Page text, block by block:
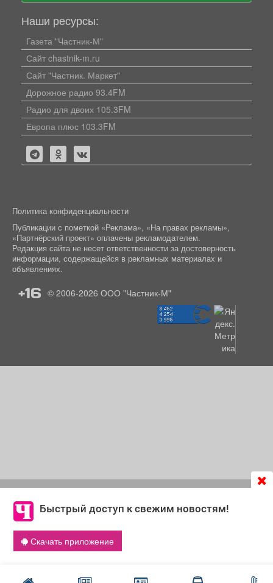
Быстрый доступ к свежим новостям!
Скачать приложение
согласие на обработку файлов cookie, которые
обеспечивают корректную работу сайта и сбора
информации для улучшения качества сервисов.
Что такое cookie
Наши ресурсы:
Газета "Частник-М"
Сайт chastnik-m.ru
Сайт "Частник. Маркет"
Дорожное радио 93.4FM
Радио для двоих 105.3FM
Европа плюс 103.3FM
Политика конфиденциальности
Публикации с пометкой «Реклама», «На правах рекламы»,
«Партнёрский проект» оплачены рекламодателем.
Редакция сайта не несет ответственности за достоверность
информации, содержащейся в рекламных материалах и
объявлениях.
+16 © 2006-2026 ООО "Частник-М"